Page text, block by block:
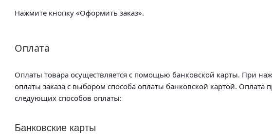
Нажмите кнопку «Оформить заказ».
Оплата
Оплаты товара осуществляется с помощью банковской карты. При
оплаты заказа с выбором способа оплаты банковской картой. Оплата
следующих способов оплаты:
Банковские карты